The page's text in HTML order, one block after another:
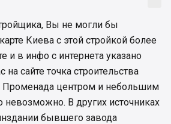
Вы не могли бы
Киева с этой стройкой более
и в инфо с интернета указано
сайте точка строительства
Променада центром и небольшим
невозможно. В других источниках
бывшего завода